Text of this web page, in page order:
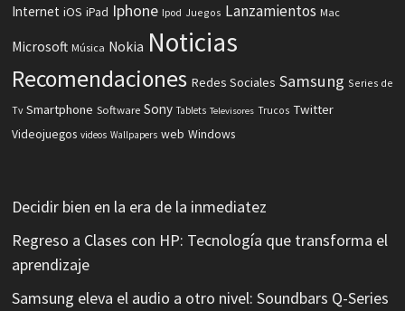
Internet iOS iPad Iphone Ipod Juegos Lanzamientos Mac
Microsoft Música Nokia Noticias
Recomendaciones Redes Sociales Samsung Series de
Tv Smartphone Software Sony Tablets Televisores Trucos Twitter
Videojuegos videos Wallpapers web Windows
Decidir bien en la era de la inmediatez
Regreso a Clases con HP: Tecnología que transforma el
aprendizaje
Samsung eleva el audio a otro nivel: Soundbars Q-Series